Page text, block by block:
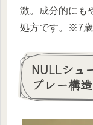
激。成分的にも
処方です。※7
NULLシュ
プレー構